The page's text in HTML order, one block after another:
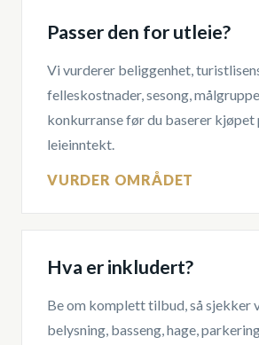
Passer den for utleie?
Vi vurderer beliggenhet,
felleskostnader, sesong,
konkurranse før du baserer
leieinntekt.
VURDER OMRÅDET
Hva er inkludert?
Be om komplett tilbud, så sjekker
belysning, basseng, hage,